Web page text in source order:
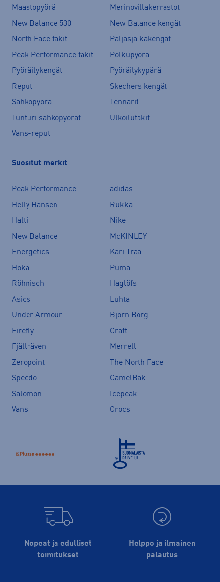
Maastopyörä
Merinovillakerrastot
New Balance 530
New Balance kengät
North Face takit
Paljasjalkakengät
Peak Performance takit
Polkupyörä
Pyöräilykengät
Pyöräilykypärä
Reput
Skechers kengät
Sähköpyörä
Tennarit
Tunturi sähköpyörät
Ulkoilutakit
Vans-reput
Suositut merkit
Peak Performance
adidas
Helly Hansen
Rukka
Halti
Nike
New Balance
McKINLEY
Energetics
Kari Traa
Hoka
Puma
Röhnisch
Haglöfs
Asics
Luhta
Under Armour
Björn Borg
Firefly
Craft
Fjällräven
Merrell
Zeropoint
The North Face
Speedo
CamelBak
Salomon
Icepeak
Vans
Crocs
Nopeat ja edulliset
toimitukset
Helppo ja ilmainen
palautus